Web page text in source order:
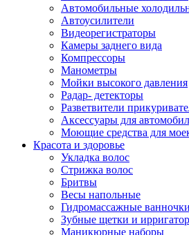
Автомобильные
Автоусилители
Видеорегистраторы
Камеры заднего вида
Компрессоры
Манометры
Мойки высокого давления
Радар- детекторы
Разветвители
Аксессуары для
Моющие средства для
Красота и здоровье
Укладка волос
Стрижка волос
Бритвы
Весы напольные
Гидромассажные
Зубные щетки и
Маникюрные наборы